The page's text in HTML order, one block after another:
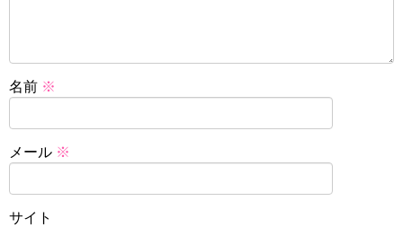
名前 ※
メール ※
サイト